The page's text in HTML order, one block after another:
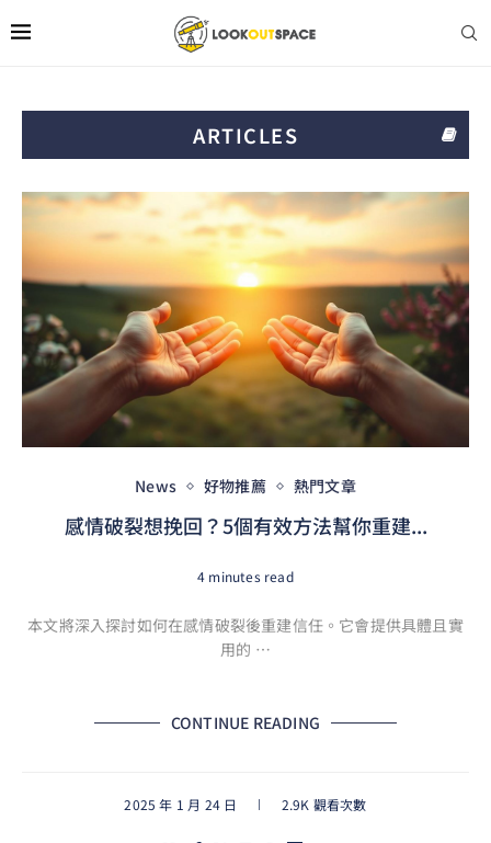
ARTICLES
News 好物推薦 熱門文章
感情破裂想挽回？5個有效方法幫你重建...
4 minutes read
本文將深入探討如何在感情破裂後重建信任。它會提供具體且實
用的 …
CONTINUE READING
2025 年 1 月 24 日 2.9K 觀看次數